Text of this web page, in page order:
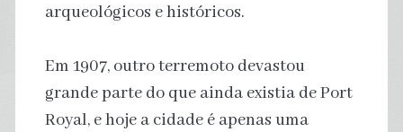
arqueológicos e históricos.
Em 1907, outro terremoto devastou
grande parte do que ainda existia de Port
Royal, e hoje a cidade é apenas uma